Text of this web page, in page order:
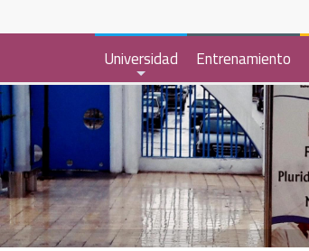
+
Universidad Entrenamiento